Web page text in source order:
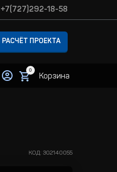
+7(727)292-18-58
РАСЧЁТ ПРОЕКТА
0
Корзина
КОД: 302140055